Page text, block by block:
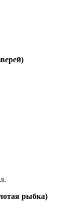
рыбка)